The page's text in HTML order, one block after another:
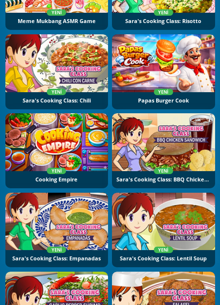
YENI
Meme Mukbang ASMR Game
YENI
Sara's Cooking Class: Risotto
YENI
Sara's Cooking Class: Chili
YENI
Papas Burger Cook
YENI
Cooking Empire
YENI
Sara's Cooking Class: BBQ Chicken Sandwich
YENI
Sara's Cooking Class: Empanadas
YENI
Sara's Cooking Class: Lentil Soup